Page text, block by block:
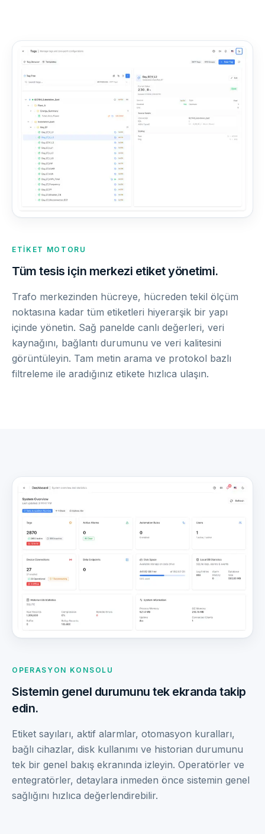
ETIKET MOTORU
Tüm tesis için merkezi etiket yönetimi.
Trafo merkezinden hücreye, hücreden tekil ölçüm
noktasına kadar tüm etiketleri hiyerarşik bir yapı
içinde yönetin. Sağ panelde canlı değerleri, veri
kaynağını, bağlantı durumunu ve veri kalitesini
görüntüleyin. Tam metin arama ve protokol bazlı
filtreleme ile aradığınız etikete hızlıca ulaşın.
OPERASYON KONSOLU
Sistemin genel durumunu tek ekranda takip
edin.
Etiket sayıları, aktif alarmlar, otomasyon kuralları,
bağlı cihazlar, disk kullanımı ve historian durumunu
tek bir genel bakış ekranında izleyin. Operatörler ve
entegratörler, detaylara inmeden önce sistemin genel
sağlığını hızlıca değerlendirebilir.